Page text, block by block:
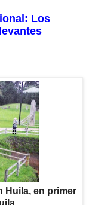
Los
Huila, en primer